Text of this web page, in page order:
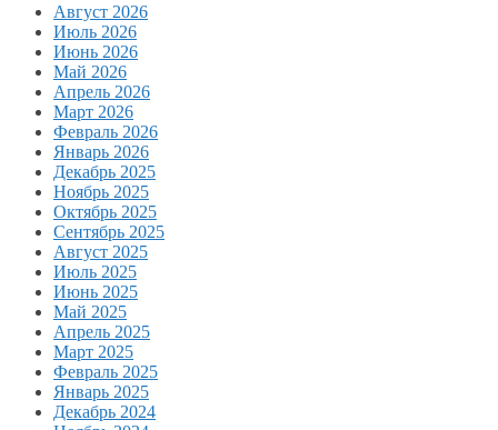
Август 2026
Июль 2026
Июнь 2026
Май 2026
Апрель 2026
Март 2026
Февраль 2026
Январь 2026
Декабрь 2025
Ноябрь 2025
Октябрь 2025
Сентябрь 2025
Август 2025
Июль 2025
Июнь 2025
Май 2025
Апрель 2025
Март 2025
Февраль 2025
Январь 2025
Декабрь 2024